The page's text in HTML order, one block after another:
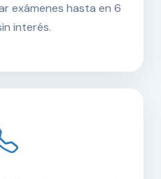
exámenes hasta en 6
interés.